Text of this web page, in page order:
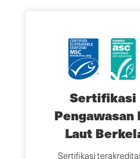
Sertifikasi
Pengawasan
Laut
Sertifikasi